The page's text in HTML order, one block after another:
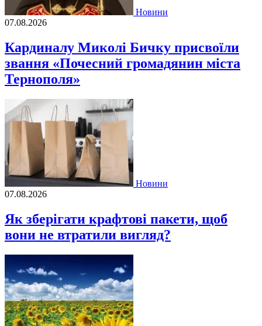
Новини
07.08.2026
Кардиналу Миколі Бичку присвоїли
звання «Почесний громадянин міста
Тернополя»
Новини
07.08.2026
Як зберігати крафтові пакети, щоб
вони не втратили вигляд?